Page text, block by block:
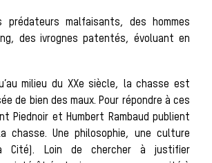
de
prédateurs malfaisants, des hommes
des ivrognes patentés, évoluant en
milieu du XXe siècle, la chasse est
de bien des maux. Pour répondre à ces
Piednoir et Humbert Rambaud publient
chasse. Une philosophie, une culture
Cité). Loin de chercher à justifier